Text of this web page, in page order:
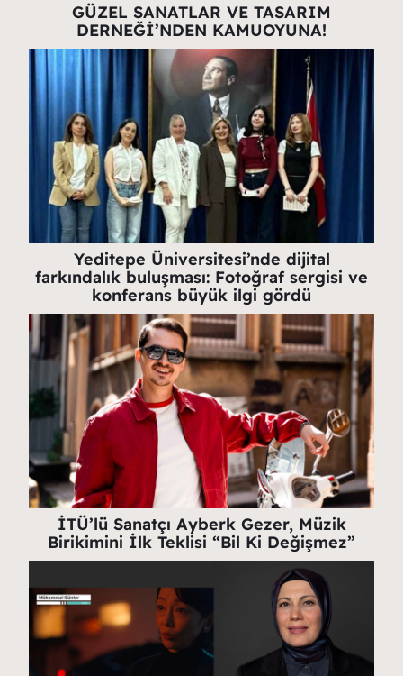
GÜZEL SANATLAR VE TASARIM
DERNEĞİ’NDEN KAMUOYUNA!
Yeditepe Üniversitesi’nde dijital
farkındalık buluşması: Fotoğraf sergisi ve
konferans büyük ilgi gördü
İTÜ’lü Sanatçı Ayberk Gezer, Müzik
Birikimini İlk Teklisi “Bil Ki Değişmez”